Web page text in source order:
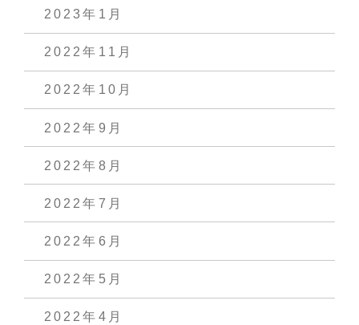
2023年1月
2022年11月
2022年10月
2022年9月
2022年8月
2022年7月
2022年6月
2022年5月
2022年4月